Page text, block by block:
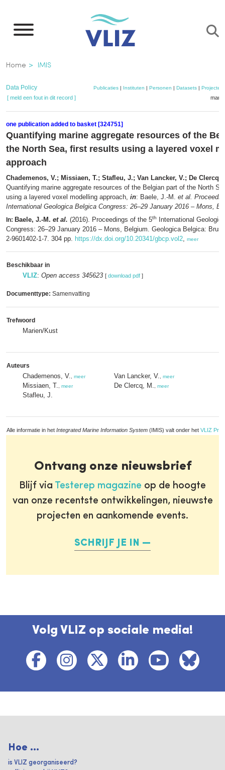
naar
inhoud
gaan
Kruimelpad
Home IMIS
Data Policy Publicaties| Instituten | Personen | Datasets| Projecten
[ meld een fout in dit record ]
one publication added to basket [324751]
Quantifying marine aggregate resources of the
the North Sea, first results using a layered voxel
approach
Chademenos, V.; Missiaen, T.; Stafleu, J.; Van Lancker, V.; De Clercq,
Quantifying marine aggregate resources of the Belgian part of the North
using a layered voxel modelling approach, in: Baele, J.-M. et al.
International Geologica Belgica Congress: 26–29 January 2016 – Mons,
In: Baele, J.-M. et al. (2016). Proceedings of the 5th
International
Congress: 26–29 January 2016 – Mons, Belgium. Geologica Belgica:
2-9601402-1-7. 304 pp. https://dx.doi.org/10.20341/gbcp.vol2, meer
Beschikbaar in
VLIZ: Open access 345623 [ download pdf ]
Documenttype: Samenvatting
Trefwoord
Marien/Kust
Auteurs
Chademenos, V. meer
Missiaen, T. meer
Stafleu, J.
Van Lancker, V. meer
De Clercq, M. meer
Alle informatie in het Integrated Marine Information System (IMIS) valt onder het VLIZ
Ontvang onze nieuwsbrief
Blijf via Testerep magazine op de hoogte
van onze recentste ontwikkelingen, nieuwste
projecten en aankomende events.
SCHRIJF JE IN
Volg VLIZ op sociale media!
Hoe ...
is VLIZ georganiseerd?